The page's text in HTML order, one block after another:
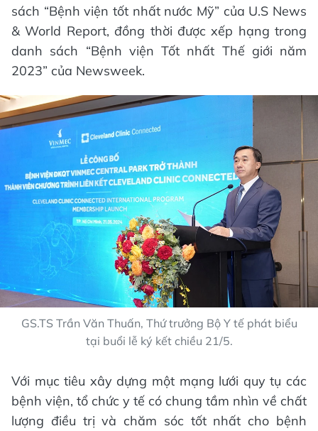
sách “Bệnh viện tốt nhất nước Mỹ” của U.S News
& World Report, đồng thời được xếp hạng trong
danh sách “Bệnh viện Tốt nhất Thế giới năm
2023” của Newsweek.
GS.TS Trần Văn Thuấn, Thứ trưởng Bộ Y tế phát biểu
tại buổi lễ ký kết chiều 21/5.
Với mục tiêu xây dựng một mạng lưới quy tụ các
bệnh viện, tổ chức y tế có chung tầm nhìn về chất
lượng điều trị và chăm sóc tốt nhất cho bệnh